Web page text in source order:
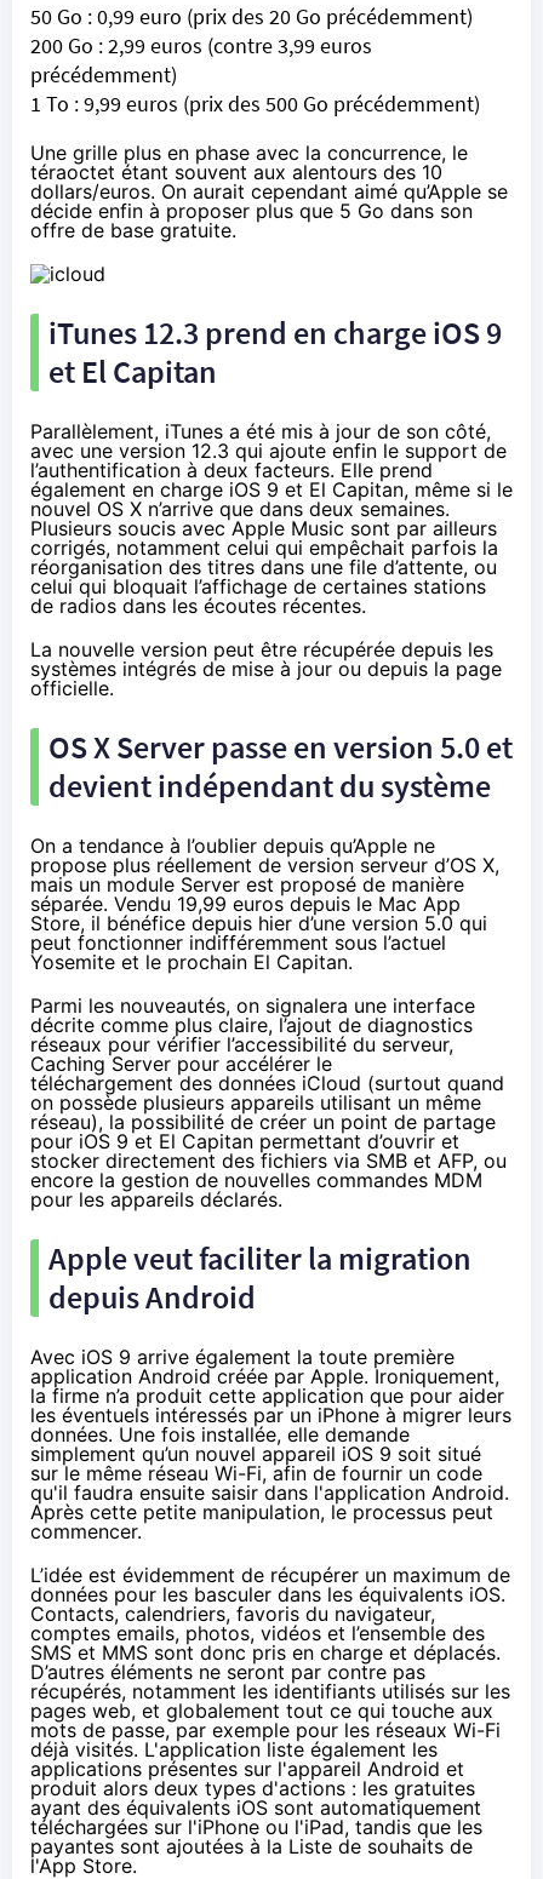
50 Go : 0,99 euro (prix des 20 Go précédemment)
200 Go : 2,99 euros (contre 3,99 euros
précédemment)
1 To : 9,99 euros (prix des 500 Go précédemment)
Une grille plus en phase avec la concurrence, le
téraoctet étant souvent aux alentours des 10
dollars/euros. On aurait cependant aimé qu’Apple se
décide enfin à proposer plus que 5 Go dans son
offre de base gratuite.
iTunes 12.3 prend en charge iOS 9
et El Capitan
Parallèlement, iTunes a été mis à jour de son côté,
avec une version 12.3 qui ajoute enfin le support de
l’authentification à deux facteurs. Elle prend
également en charge iOS 9 et El Capitan, même si le
nouvel OS X n’arrive que dans deux semaines.
Plusieurs soucis avec Apple Music sont par ailleurs
corrigés, notamment celui qui empêchait parfois la
réorganisation des titres dans une file d’attente, ou
celui qui bloquait l’affichage de certaines stations
de radios dans les écoutes récentes.
La nouvelle version peut être récupérée depuis les
systèmes intégrés de mise à jour ou depuis la page
officielle.
OS X Server passe en version 5.0 et
devient indépendant du système
On a tendance à l’oublier depuis qu’Apple ne
propose plus réellement de version serveur d’OS X,
mais un module Server est proposé de manière
séparée. Vendu 19,99 euros depuis le Mac App
Store, il bénéfice depuis hier d’une version 5.0 qui
peut fonctionner indifféremment sous l’actuel
Yosemite et le prochain El Capitan.
Parmi les nouveautés, on signalera une interface
décrite comme plus claire, l’ajout de diagnostics
réseaux pour vérifier l’accessibilité du serveur,
Caching Server pour accélérer le
téléchargement des données iCloud (surtout quand
on possède plusieurs appareils utilisant un même
réseau), la possibilité de créer un point de partage
pour iOS 9 et El Capitan permettant d’ouvrir et
stocker directement des fichiers via SMB et AFP, ou
encore la gestion de nouvelles commandes MDM
pour les appareils déclarés.
Apple veut faciliter la migration
depuis Android
Avec iOS 9 arrive également la toute première
application Android créée par Apple. Ironiquement,
la firme n’a produit cette application que pour aider
les éventuels intéressés par un iPhone à migrer leurs
données. Une fois installée, elle demande
simplement qu’un nouvel appareil iOS 9 soit situé
sur le même réseau Wi-Fi, afin de fournir un code
qu'il faudra ensuite saisir dans l'application Android.
Après cette petite manipulation, le processus peut
commencer.
L’idée est évidemment de récupérer un maximum de
données pour les basculer dans les équivalents iOS.
Contacts, calendriers, favoris du navigateur,
comptes emails, photos, vidéos et l’ensemble des
SMS et MMS sont donc pris en charge et déplacés.
D’autres éléments ne seront par contre pas
récupérés, notamment les identifiants utilisés sur les
pages web, et globalement tout ce qui touche aux
mots de passe, par exemple pour les réseaux Wi-Fi
déjà visités. L'application liste également les
applications présentes sur l'appareil Android et
produit alors deux types d'actions : les gratuites
ayant des équivalents iOS sont automatiquement
téléchargées sur l'iPhone ou l'iPad, tandis que les
payantes sont ajoutées à la Liste de souhaits de
l'App Store.